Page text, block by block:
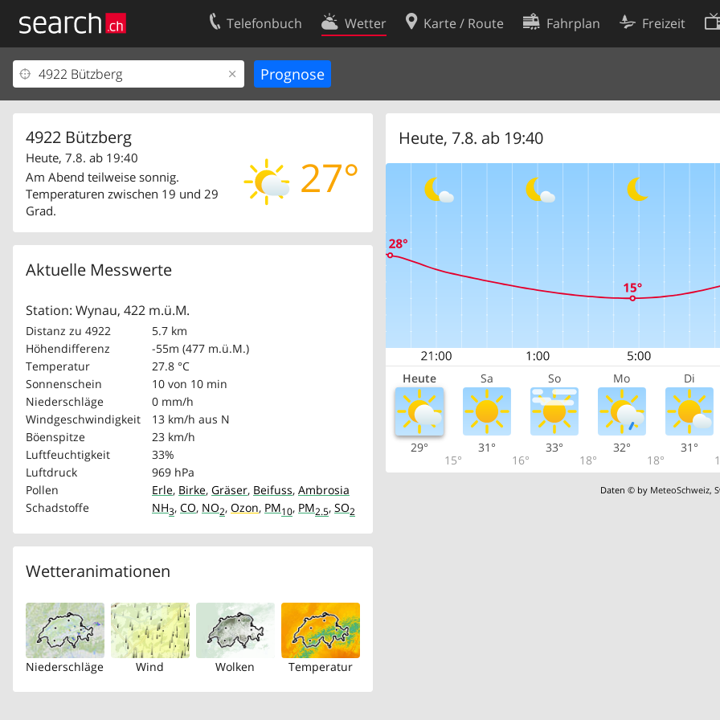
Telefonbuch Wetter Karte / Route Fahrplan Freizeit
4922 Bützberg
27°
Heute, 7.8. ab 19:40
Am Abend teilweise sonnig.
Temperaturen zwischen 19 und 29
Grad.
Aktuelle Messwerte
Station: Wynau, 422 m.ü.M.
Distanz zu 4922
5.7 km
Höhendifferenz
-55m (477 m.ü.M.)
Temperatur
27.8 °C
Sonnenschein
10 von 10 min
Niederschläge
0 mm/h
Windgeschwindigkeit
13 km/h aus N
Böenspitze
23 km/h
Luftfeuchtigkeit
33%
Luftdruck
969 hPa
Pollen
Erle, Birke, Gräser, Beifuss, Ambrosia
Schadstoffe
NH3, CO, NO2, Ozon, PM10, PM2.5, SO2
Wetteranimationen
Niederschläge Wind Wolken Temperatur
Heute, 7.8. ab 19:40
Heute Sa So Mo Di
29°
15°
31°
16°
33°
18°
32°
18°
31°
Daten © by MeteoSchweiz,
Ihr Eintrag
Kundencenter Geschäftskunden
Kontakt
Nutzungsbedingungen
Cookie-Einstellungen